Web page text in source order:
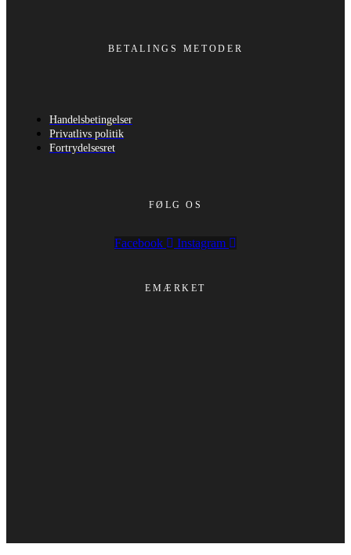
BETALINGS METODER
Handelsbetingelser
Privatlivs politik
Fortrydelsesret
FØLG OS
Facebook Instagram
EMÆRKET